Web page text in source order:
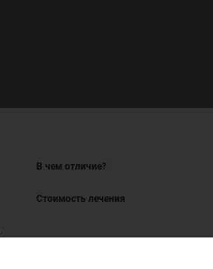
В чем отличие?
Стоимость лечения